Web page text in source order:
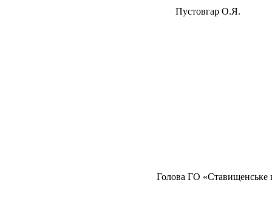
Пустовгар О.Я.
Голова ГО